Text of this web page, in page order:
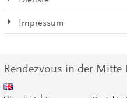
Impressum
Rendezvous in der Mitte